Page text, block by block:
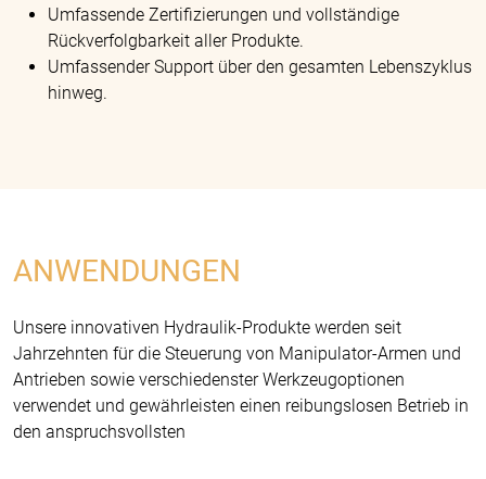
Umfassende Zertifizierungen und vollständige
Rückverfolgbarkeit aller Produkte.
Umfassender Support über den gesamten Lebenszyklus
hinweg.
ANWENDUNGEN
Unsere innovativen Hydraulik-Produkte werden seit
Jahrzehnten für die Steuerung von Manipulator-Armen und
Antrieben sowie verschiedenster Werkzeugoptionen
verwendet und gewährleisten einen reibungslosen Betrieb in
den anspruchsvollsten